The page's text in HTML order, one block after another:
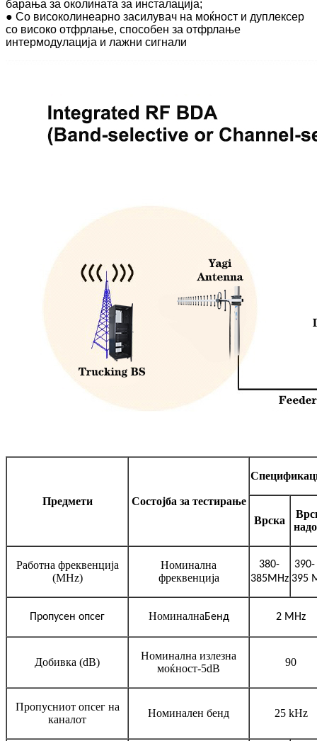
барања за околината за инсталација;
● Со високолинеарно засилувач на моќност и дуплексер
со високо отфрлање, способен за отфрлање
интермодулација и лажни сигнали
Предмети Состојба за тестирање
Врска
Работна фреквенција
(MHz)
Номинална
фреквенција
380-
385MHz
390-
395
Пропусен опсег НоминалнаБенд 2 MHz
Добивка (dB)
Номинална излезна
моќност-5dB
90
Пропусниот опсег на
каналот
Номинален бенд 25 kHz